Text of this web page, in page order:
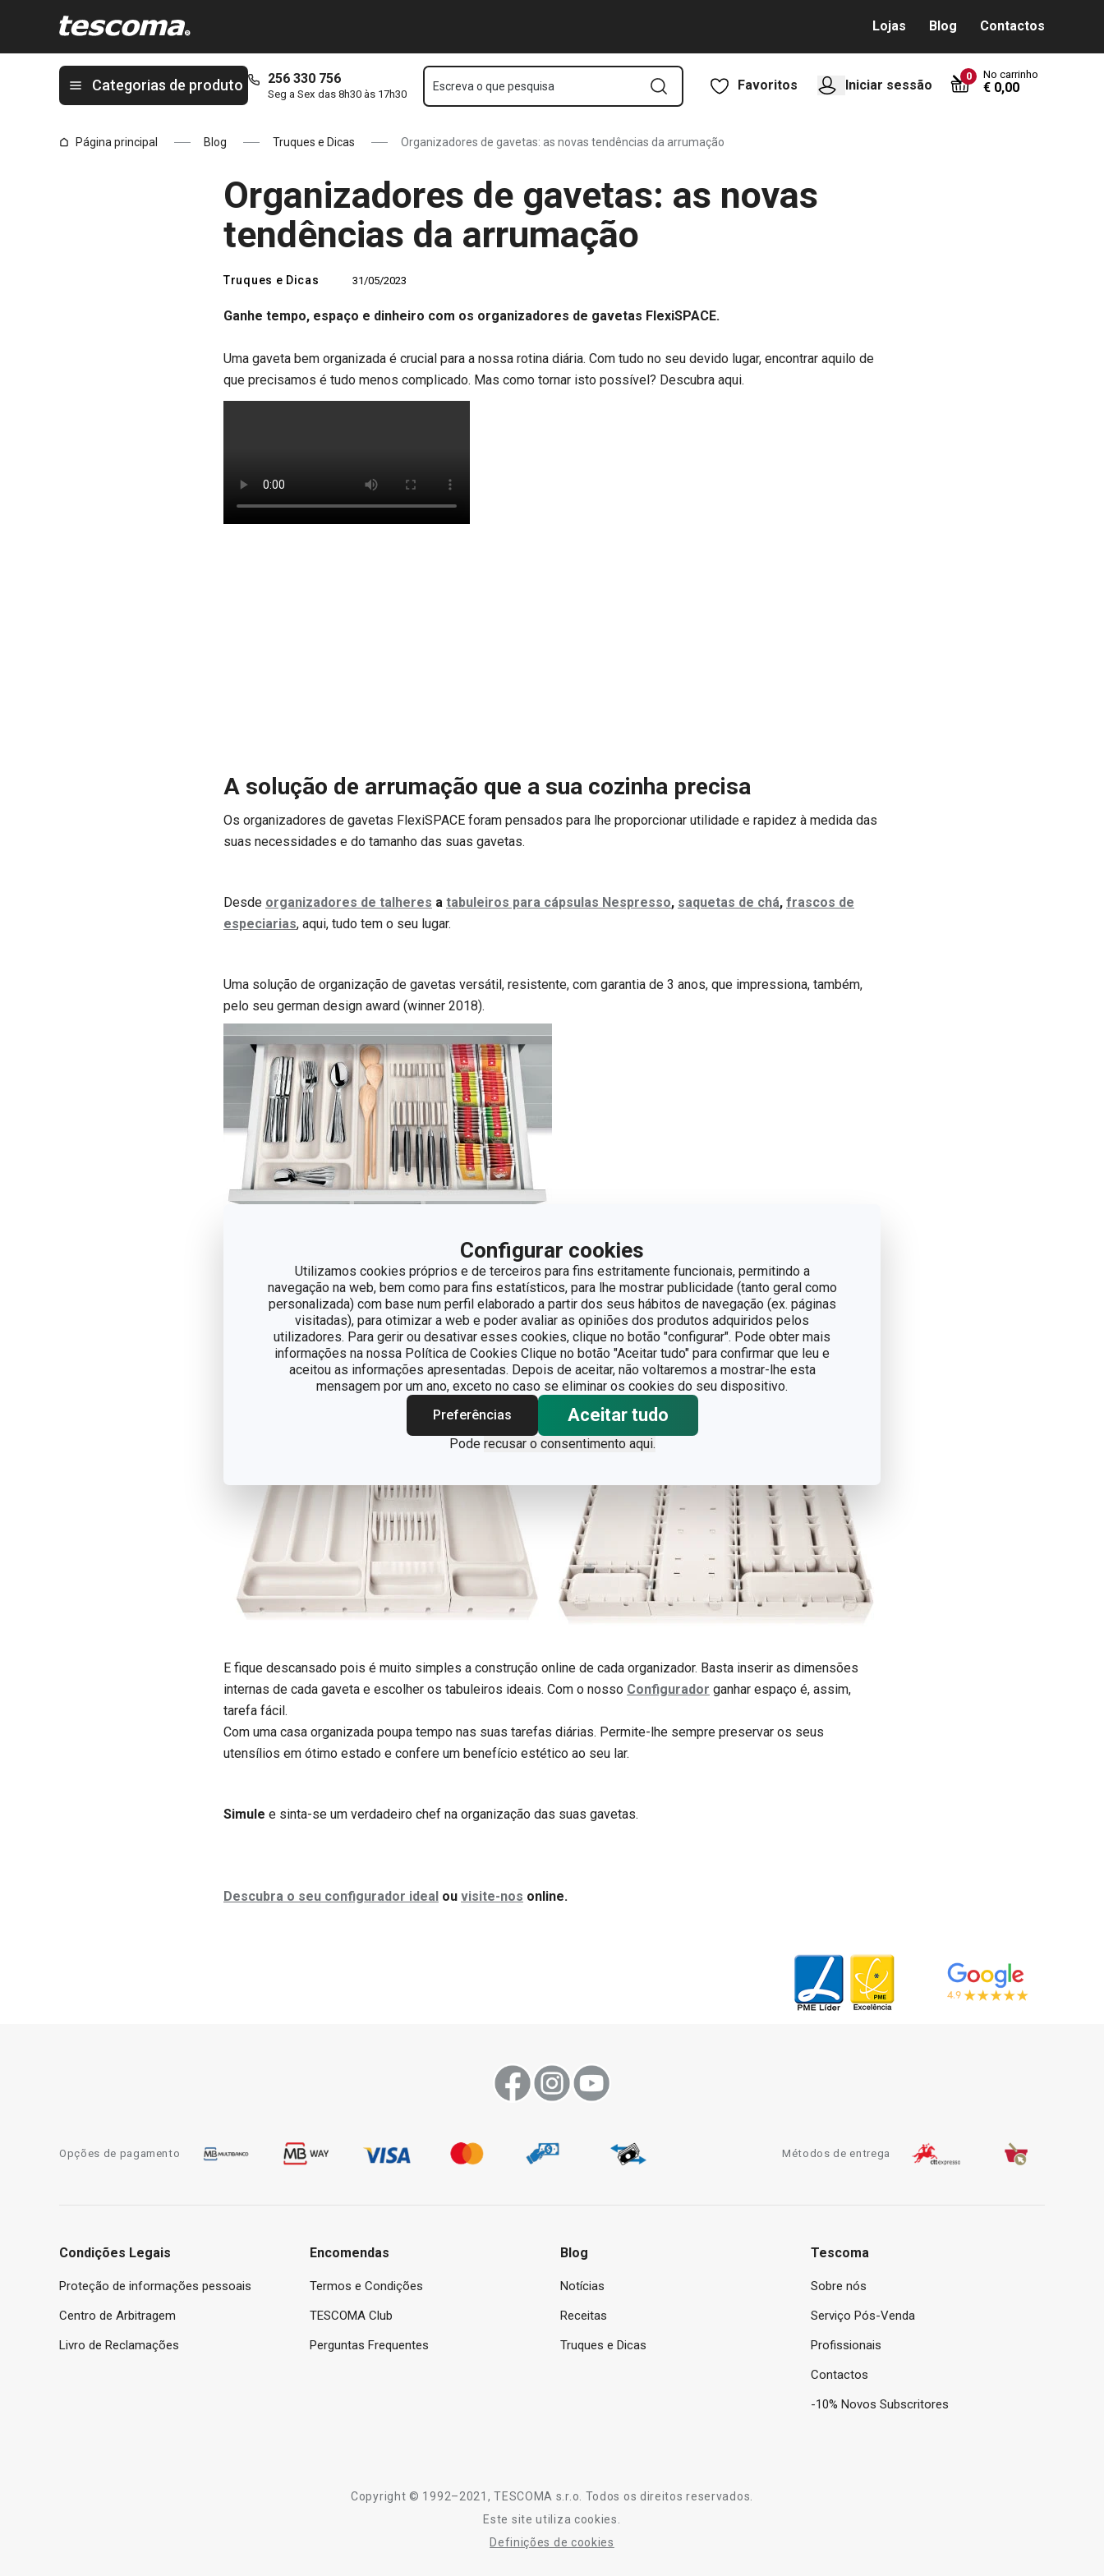
Configurar cookies
Utilizamos cookies próprios e de terceiros para fins estritamente funcionais, permitindo a
navegação na web, bem como para fins estatísticos, para lhe mostrar publicidade (tanto geral como
personalizada) com base num perfil elaborado a partir dos seus hábitos de navegação (ex. páginas
visitadas), para otimizar a web e poder avaliar as opiniões dos produtos adquiridos pelos
utilizadores. Para gerir ou desativar esses cookies, clique no botão "configurar". Pode obter mais
informações na nossa Política de Cookies Clique no botão "Aceitar tudo" para confirmar que leu e
aceitou as informações apresentadas. Depois de aceitar, não voltaremos a mostrar-lhe esta
mensagem por um ano, exceto no caso se eliminar os cookies do seu dispositivo.
Preferências
Aceitar tudo
Pode recusar o consentimento aqui.
Lojas Blog Contactos
Categorias de produto 256 330 756
Seg a Sex das 8h30 às 17h30
Escreva o que pesquisa Favoritos Iniciar sessão
0 No carrinho
€ 0,00
Página principal Blog Truques e Dicas Organizadores de gavetas: as novas tendências da arrumação
Organizadores de gavetas: as novas
tendências da arrumação
Truques e Dicas 31/05/2023
Ganhe tempo, espaço e dinheiro com os organizadores de gavetas FlexiSPACE.
Uma gaveta bem organizada é crucial para a nossa rotina diária. Com tudo no seu devido lugar, encontrar aquilo de
que precisamos é tudo menos complicado. Mas como tornar isto possível? Descubra aqui.
A solução de arrumação que a sua cozinha precisa
Os organizadores de gavetas FlexiSPACE foram pensados para lhe proporcionar utilidade e rapidez à medida das
suas necessidades e do tamanho das suas gavetas.
Desde organizadores de talheres a tabuleiros para cápsulas Nespresso, saquetas de chá, frascos de
especiarias, aqui, tudo tem o seu lugar.
Uma solução de organização de gavetas versátil, resistente, com garantia de 3 anos, que impressiona, também,
pelo seu german design award (winner 2018).
Organizadores à sua medida: saiba como organizar o
configurador FLexiSPACE
Além de práticos, os organizadores de gavetas permitem também que poupe dinheiro e lembre-se, não compre
utensílios que possam não caber nas suas gavetas.
Com o configurador FlexiSPACE agora é possível otimizar e saber exatamente os produtos que melhor encaixam
entre si para que nada fique esquecido.
E fique descansado pois é muito simples a construção online de cada organizador. Basta inserir as dimensões
internas de cada gaveta e escolher os tabuleiros ideais. Com o nosso Configurador ganhar espaço é, assim,
tarefa fácil.
Com uma casa organizada poupa tempo nas suas tarefas diárias. Permite-lhe sempre preservar os seus
utensílios em ótimo estado e confere um benefício estético ao seu lar.
Simule e sinta-se um verdadeiro chef na organização das suas gavetas.
Descubra o seu configurador ideal ou visite-nos online.
Opções de pagamento Métodos de entrega
Condições Legais
Proteção de informações pessoais
Centro de Arbitragem
Livro de Reclamações
Encomendas
Termos e Condições
TESCOMA Club
Perguntas Frequentes
Blog
Notícias
Receitas
Truques e Dicas
Tescoma
Sobre nós
Serviço Pós-Venda
Profissionais
Contactos
-10% Novos Subscritores
Copyright © 1992–2021, TESCOMA s.r.o. Todos os direitos reservados.
Este site utiliza cookies.
Definições de cookies